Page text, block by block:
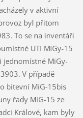
v aktivní
byl přitom
To se na inventáři
UTI MiGy-15
jednomístné MiGy-
V případě
bitevní MiG-15bis
řady MiG-15 ze
Králové, kam byly